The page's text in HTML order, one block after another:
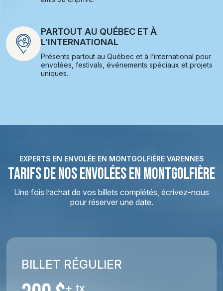
PARTOUT AU QUÉBEC ET À
L’INTERNATIONAL
Présents partout au Québec et à l’international pour
envolées, festivals, événements spéciaux et projets
uniques.
EXPERTS EN ENVOLÉE EN MONTGOLFIÈRE VARENNES
TARIFS DE NOS ENVOLÉES EN MONTGOLFIÈRE
Une fois l’achat de vos billets complétés, écrivez-nous
pour réserver une date.
BILLET RÉGULIER
+ tx